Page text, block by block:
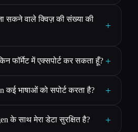
जा सकने वाले क्विज़ की संख्या की
+
फॉर्मेट में एक्सपोर्ट कर सकता हूँ? +
कई भाषाओं को सपोर्ट करता है? +
के साथ मेरा डेटा सुरक्षित है? +